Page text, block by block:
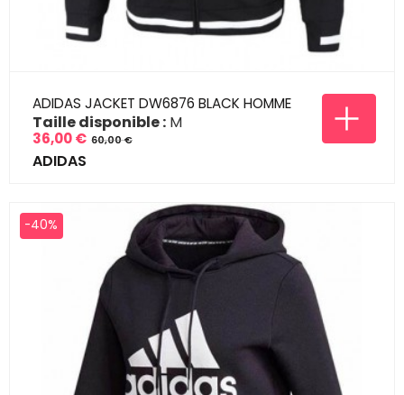
ADIDAS JACKET DW6876 BLACK HOMME
Prix
36,00 €
Prix
de
60,00 €
Taille disponible : M
ADIDAS
-40%